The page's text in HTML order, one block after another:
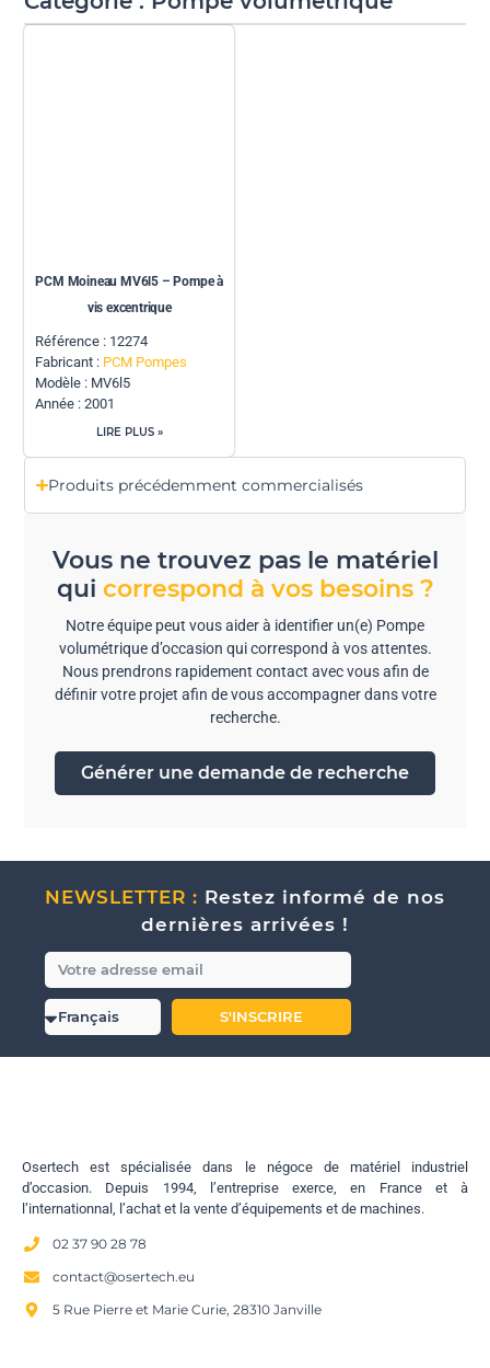
PCM Moineau MV6l5 – Pompe à
vis excentrique
Référence : 12274
Fabricant : PCM Pompes
Modèle : MV6l5
Année : 2001
LIRE PLUS »
Produits précédemment commercialisés
Vous ne trouvez pas le matériel
qui correspond à vos besoins ?
Notre équipe peut vous aider à identifier un(e) Pompe
volumétrique d’occasion qui correspond à vos attentes.
Nous prendrons rapidement contact avec vous afin de
définir votre projet afin de vous accompagner dans votre
recherche.
Générer une demande de recherche
NEWSLETTER : Restez informé de nos
dernières arrivées !
S'INSCRIRE
Osertech est spécialisée dans le négoce de matériel industriel
d’occasion. Depuis 1994, l’entreprise exerce, en France et à
l’internationnal, l’achat et la vente d’équipements et de machines.
02 37 90 28 78
contact@osertech.eu
5 Rue Pierre et Marie Curie, 28310 Janville